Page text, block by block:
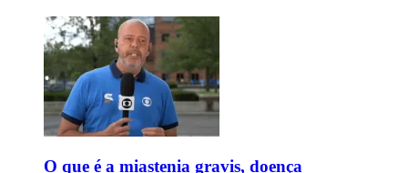
O que é a miastenia gravis, doença